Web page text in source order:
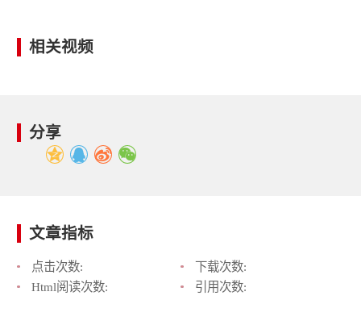
相关视频
分享
文章指标
点击次数:
下载次数:
Html阅读次数:
引用次数: